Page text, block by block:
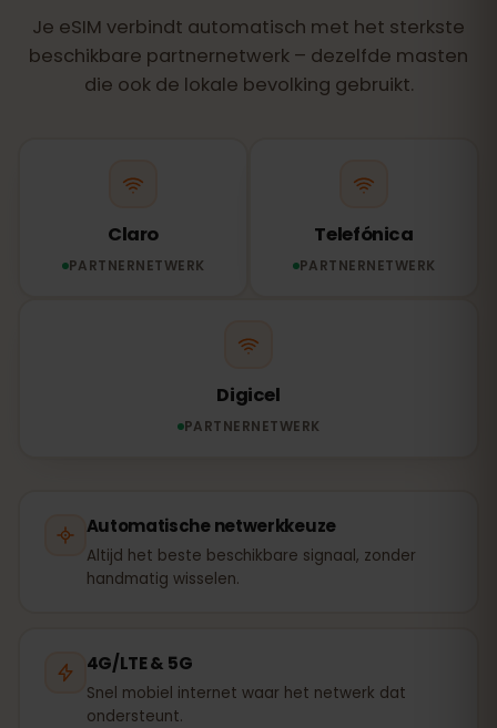
Je eSIM verbindt automatisch met het sterkste
beschikbare partnernetwerk – dezelfde masten
die ook de lokale bevolking gebruikt.
Claro
PARTNERNETWERK
Telefónica
PARTNERNETWERK
Digicel
PARTNERNETWERK
Automatische netwerkkeuze
Altijd het beste beschikbare signaal, zonder
handmatig wisselen.
4G/LTE & 5G
Snel mobiel internet waar het netwerk dat
ondersteunt.